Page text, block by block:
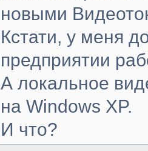
новыми
Кстати, у меня
предприятии
А локальное
на Windows XP.
И что?